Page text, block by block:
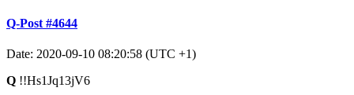
Q-Post #4644
Date: 2020-09-10 08:20:58 (UTC +1)
Q !!Hs1Jq13jV6